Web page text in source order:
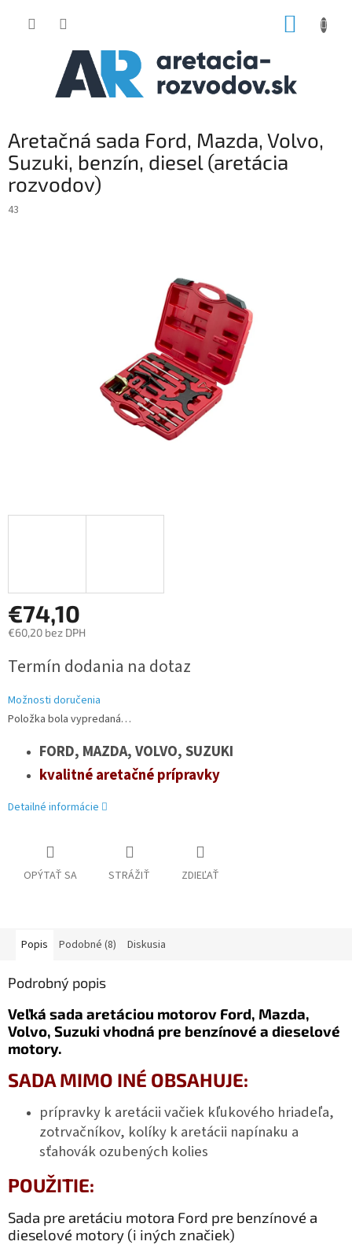
Aretačná sada Ford, Mazda, Volvo,
Suzuki, benzín, diesel (aretácia
rozvodov)
43
€74,10
€60,20 bez DPH
cena:
Termín dodania na dotaz
Možnosti doručenia
Položka bola vypredaná…
FORD, MAZDA, VOLVO, SUZUKI
kvalitné aretačné prípravky
Detailné informácie
OPÝTAŤ SA STRÁŽIŤ ZDIEĽAŤ
Popis Podobné (8) Diskusia
Podrobný popis
Veľká sada aretáciou motorov Ford, Mazda,
Volvo, Suzuki vhodná pre benzínové a dieselové
motory.
SADA MIMO INÉ OBSAHUJE:
prípravky k aretácii vačiek kľukového hriadeľa,
zotrvačníkov, kolíky k aretácii napínaku a
sťahovák ozubených kolies
POUŽITIE:
Sada pre aretáciu motora Ford pre benzínové a
dieselové motory (i iných značiek)